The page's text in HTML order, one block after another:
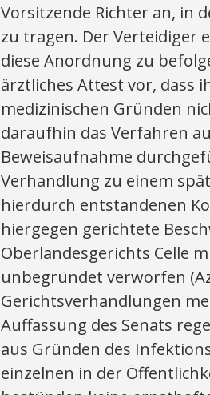
Vorsitzende Richter an, in
zu tragen. Der Verteidiger
diese Anordnung zu
ärztliches Attest vor, dass
medizinischen Gründen
daraufhin das Verfahren
Beweisaufnahme
Verhandlung zu einem
hierdurch entstandenen
hiergegen gerichtete
Oberlandesgerichts Celle
unbegründet verworfen
Gerichtsverhandlungen
Auffassung des Senats
aus Gründen des
einzelnen in der